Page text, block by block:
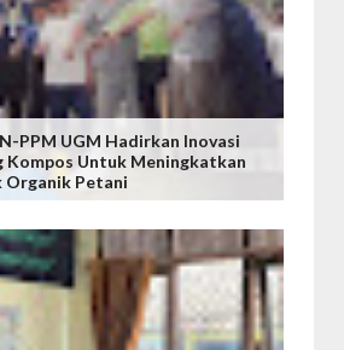
PPM UGM Hadirkan Inovasi
Kompos Untuk Meningkatkan
Organik Petani